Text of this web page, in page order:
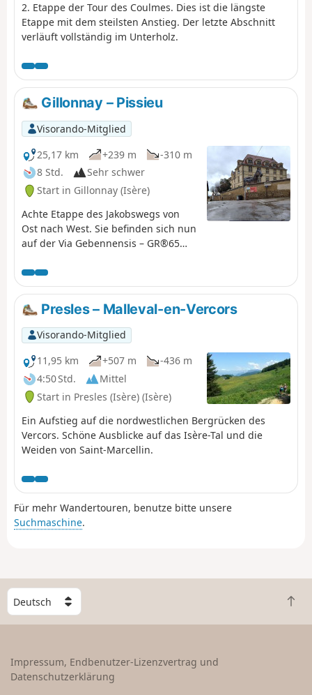
2. Etappe der Tour des Coulmes. Dies ist die längste
Etappe mit dem steilsten Anstieg. Der letzte Abschnitt
verläuft vollständig im Unterholz.
Gillonnay – Pissieu
Visorando-Mitglied
25,17 km
+239 m
-310 m
8 Std.
Sehr schwer
Start in Gillonnay (Isère)
Achte Etappe des Jakobswegs von
Ost nach West. Sie befinden sich nun
auf der Via Gebennensis – GR®65
bekanntesten Route, da sie der
historischen Realität auf dem Weg
nach Compostela am nächsten
kommt. Auf dieser8. Etappe wandern
Sie hauptsächlich durch Felder und
Wälder, unterbrochen von einer
starken kulturellen Identität in La
Côte Saint-André sowie in
Gemeinden wie Ornacieux oder
Balbins mit der Kapelle Saint-Michel,
die einen grandiosen 360°-
Panoramablick bietet.
Presles – Malleval-en-Vercors
Visorando-Mitglied
11,95 km
+507 m
-436 m
4:50 Std.
Mittel
Start in Presles (Isère) (Isère)
Ein Aufstieg auf die nordwestlichen Bergrücken des
Vercors. Schöne Ausblicke auf das Isère-Tal und die
Weiden von Saint-Marcellin.
Für mehr Wandertouren, benutze bitte unsere
Suchmaschine.
W
ä
h
e
Z
u
Impressum, Endbenutzer-Lizenzvertrag und
Datenschutzerklärung